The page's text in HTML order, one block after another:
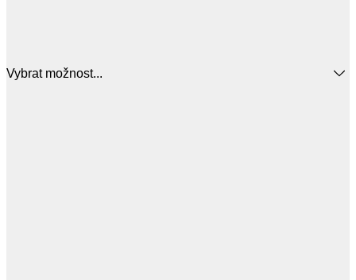
Vybrat možnost...